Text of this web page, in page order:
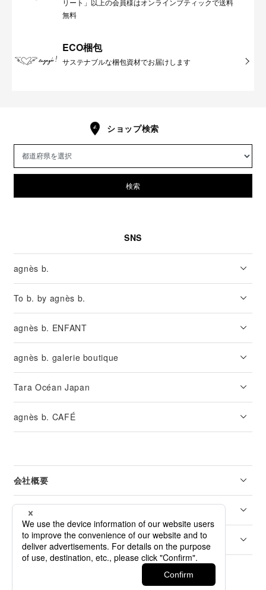
無料
ECO梱包
サステナブルな梱包資材でお届けします
ショップ検索
検索
SNS
agnès b.
To b. by agnès b.
agnès b. ENFANT
agnès b. galerie boutique
Tara Océan Japan
agnès b. CAFÉ
会社概要
リーガル
カスタマーサービス